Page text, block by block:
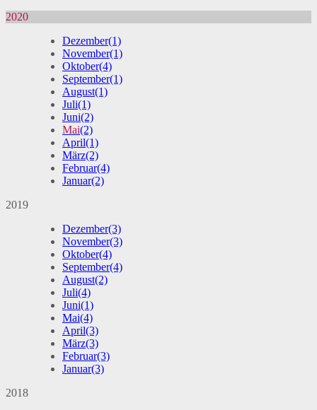
2020
Dezember(1)
November(1)
Oktober(4)
September(1)
August(1)
Juli(1)
Juni(2)
Mai(2)
April(1)
März(2)
Februar(4)
Januar(2)
2019
Dezember(3)
November(3)
Oktober(4)
September(4)
August(2)
Juli(4)
Juni(1)
Mai(4)
April(3)
März(3)
Februar(3)
Januar(3)
2018